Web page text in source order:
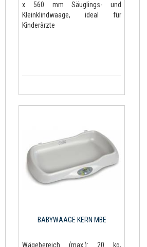
x 560 mm Säuglings- und
Kleinklindwaage, ideal für
Kinderärzte
BABYWAAGE KERN MBE
Wägebereich (max.): 20 kg,